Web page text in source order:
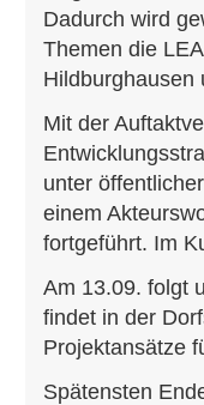
Dadurch wird
Themen die
Hildburghausen
Mit der
unter
einem
fortgeführt. Im
Am 13.09. folgt
findet in der
Projektansätze
Spätensten